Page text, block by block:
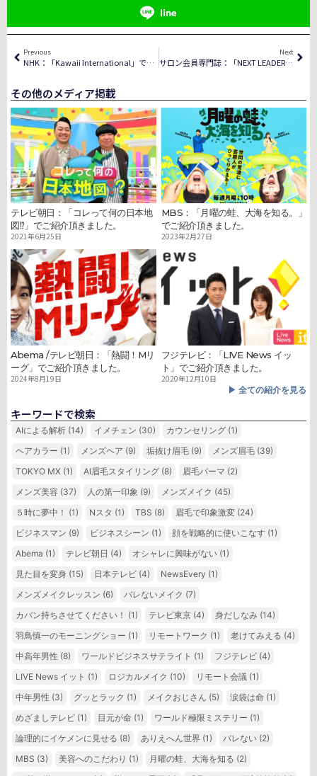
line
Previous
NHK：「Kawaii International」でご紹介頂きました。
Next
サロン会員専門誌：「NEXT LEADER」でご紹介頂きました。
その他のメディア掲載
テレビ朝日：「コレって何の日本地
図⁉」でご紹介頂きました。
2021年6月25日
MBS：「月曜の蛙、大海を知る。」
でご紹介頂きました。
2023年2月27日
Abema /テレビ朝日：「熱闘！Mリ
ーグ」でご紹介頂きました。
2024年8月19日
フジテレビ：「LIVE News イッ
ト」でご紹介頂きました。
2020年12月10日
▶︎ 全ての紹介を見る
キーワードで検索
AIによる解析 (14) イメチェン (30) カウンセリング (1)
ヘアカラー (1) メンズヘア (9) 垢抜け眉毛 (9) メンズ眉毛 (39)
TOKYO MX (1) AI眉毛スタイリング (8) 眉毛パーマ (2)
メンズ美容 (37) 人の第一印象 (9) メンズメイク (45)
５時に夢中！ (1) Nスタ (1) TBS (8) 眉毛で印象激変 (24)
ビジネスマン (9) ビジネスシーン (1) 顔を戦略的に使いこなす (1)
Abema (1) テレビ朝日 (4) オシャレに興味がない (1)
見た目を変身 (15) 日本テレビ (4) NewsEvery (1)
メンズメイクレッスン (6) バレないメイク (7)
カバン持ちさせてください！ (1) テレビ東京 (4) 身だしなみ (14)
羽鳥慎一のモーニングショー (1) リモートワーク (1) 老けてみえる (4)
中高年男性 (8) ワールドビジネスサテライト (1) フジテレビ (4)
LIVE News イット (1) ロジカルメイク (10) リモート会議 (1)
中年男性 (3) グッとラック (1) メイクおじさん (5) 涙袋は命 (1)
めざましテレビ (1) 目元が命 (1) ワールド極限ミステリー (1)
論理的にイケメンに見せる (8) ありえへん世界 (1) バレない (2)
MBS (3) 美容へのこだわり (1) 月曜の蛙、大海を知る (2)